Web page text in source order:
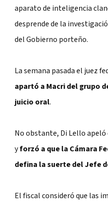
aparato de inteligencia
desprende de la
del Gobierno porteño.
La semana pasada el juez
apartó a Macri del grupo
juicio oral.
No obstante, Di Lello
yforzó a que la Cámara
defina la suerte del Jefe
El fiscal consideró que las